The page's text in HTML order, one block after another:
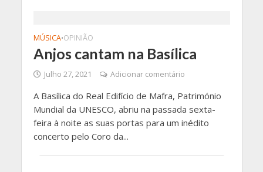
MÚSICA•OPINIÃO
Anjos cantam na Basílica
Julho 27, 2021 Adicionar comentário
A Basílica do Real Edifício de Mafra, Património
Mundial da UNESCO, abriu na passada sexta-
feira à noite as suas portas para um inédito
concerto pelo Coro da...